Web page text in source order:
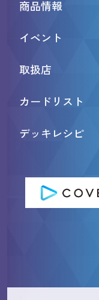
商品情報
イベント
取扱店
カードリスト
デッキレシピ